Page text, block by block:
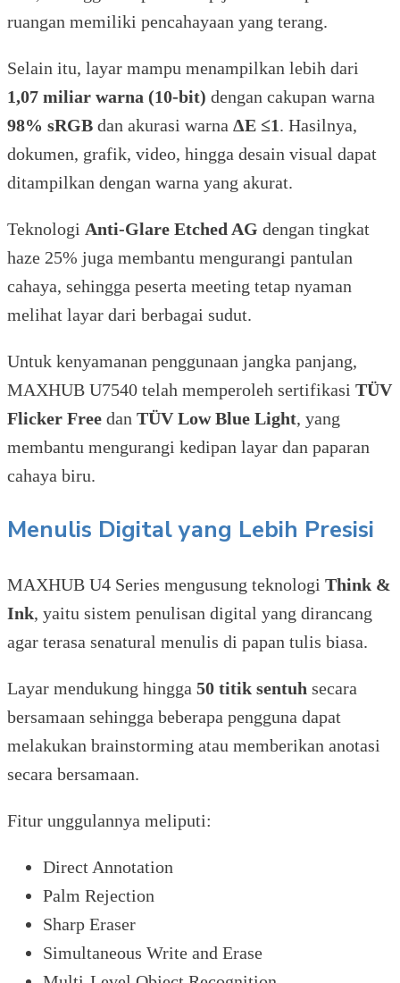
ruangan memiliki pencahayaan yang terang.
Selain itu, layar mampu menampilkan lebih dari
1,07 miliar warna (10-bit) dengan cakupan warna
98% sRGB dan akurasi warna ΔE ≤1. Hasilnya,
dokumen, grafik, video, hingga desain visual dapat
ditampilkan dengan warna yang akurat.
Teknologi Anti-Glare Etched AG dengan tingkat
haze 25% juga membantu mengurangi pantulan
cahaya, sehingga peserta meeting tetap nyaman
melihat layar dari berbagai sudut.
Untuk kenyamanan penggunaan jangka panjang,
MAXHUB U7540 telah memperoleh sertifikasi TÜV
Flicker Free dan TÜV Low Blue Light, yang
membantu mengurangi kedipan layar dan paparan
cahaya biru.
Menulis Digital yang Lebih Presisi
MAXHUB U4 Series mengusung teknologi Think &
Ink, yaitu sistem penulisan digital yang dirancang
agar terasa senatural menulis di papan tulis biasa.
Layar mendukung hingga 50 titik sentuh secara
bersamaan sehingga beberapa pengguna dapat
melakukan brainstorming atau memberikan anotasi
secara bersamaan.
Fitur unggulannya meliputi:
Direct Annotation
Palm Rejection
Sharp Eraser
Simultaneous Write and Erase